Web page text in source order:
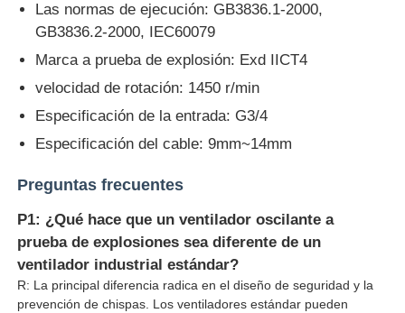
Las normas de ejecución: GB3836.1-2000,
GB3836.2-2000, IEC60079
Marca a prueba de explosión: Exd IICT4
velocidad de rotación: 1450 r/min
Especificación de la entrada: G3/4
Especificación del cable: 9mm~14mm
Preguntas frecuentes
P1: ¿Qué hace que un ventilador oscilante a
prueba de explosiones sea diferente de un
ventilador industrial estándar?
R: La principal diferencia radica en el diseño de seguridad y la
prevención de chispas. Los ventiladores estándar pueden